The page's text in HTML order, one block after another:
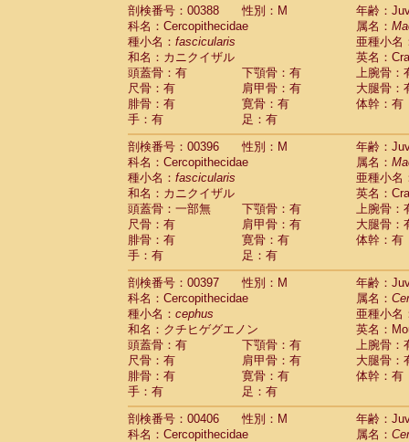
剖検番号：00388
性別：M
年齢：
科名：Cercopithecidae
属名：
種小名： fascicularis
亜種小名
和名：カニクイザル
英名：
頭蓋骨：有
下顎骨：有
上腕骨：
尺骨：有
肩甲骨：有
大腿骨：
腓骨：有
寛骨：有
体幹：有
手：有
足：有
剖検番号：00396
性別：M
年齢：
科名：Cercopithecidae
属名：
種小名： fascicularis
亜種小名
和名：カニクイザル
英名：
頭蓋骨：一部無
下顎骨：有
上腕骨：
尺骨：有
肩甲骨：有
大腿骨：
腓骨：有
寛骨：有
体幹：有
手：有
足：有
剖検番号：00397
性別：M
年齢：
科名：Cercopithecidae
属名：
種小名： cephus
亜種小名
和名：クチヒゲグエノン
英名：
頭蓋骨：有
下顎骨：有
上腕骨：
尺骨：有
肩甲骨：有
大腿骨：
腓骨：有
寛骨：有
体幹：有
手：有
足：有
剖検番号：00406
性別：M
年齢：
科名：Cercopithecidae
属名：